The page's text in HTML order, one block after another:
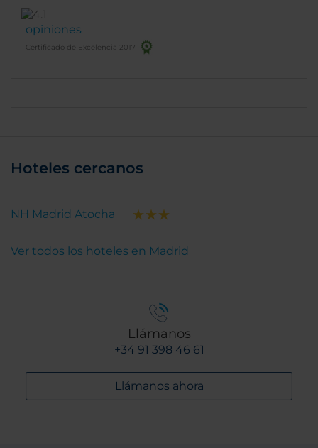
opiniones
Certificado de Excelencia 2017
Hoteles cercanos
NH Madrid Atocha
Ver todos los hoteles en Madrid
Llámanos
+34 91 398 46 61
Llámanos ahora